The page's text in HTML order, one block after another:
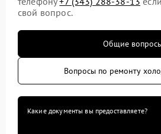
свой вопрос.
Общие
Вопросы по ремонту
Какие документы вы предоставляете?